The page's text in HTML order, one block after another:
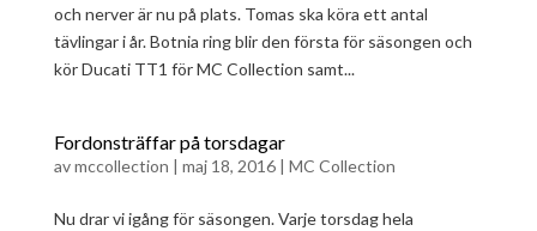
och nerver är nu på plats. Tomas ska köra ett antal
tävlingar i år. Botnia ring blir den första för säsongen och
kör Ducati TT1 för MC Collection samt...
Fordonsträffar på torsdagar
avmccollection | maj 18, 2016| MC Collection
Nu drar vi igång för säsongen. Varje torsdag hela